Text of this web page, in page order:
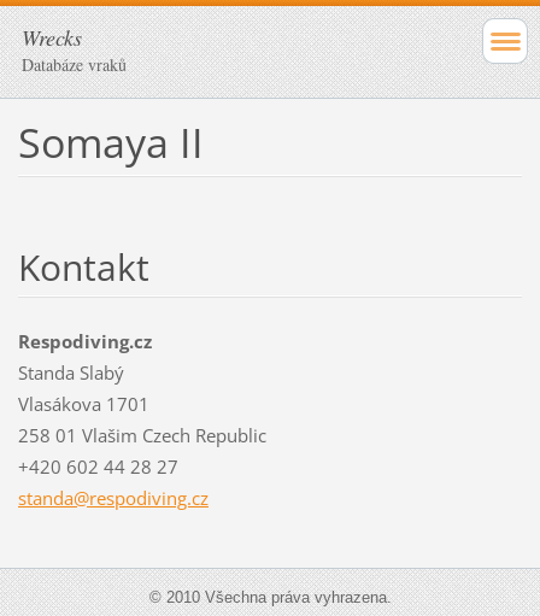
Wrecks
Databáze vraků
Somaya II
Kontakt
Respodiving.cz
Standa Slabý
Vlasákova 1701
258 01 Vlašim Czech Republic
+420 602 44 28 27
standa@respodiving.cz
© 2010 Všechna práva vyhrazena.